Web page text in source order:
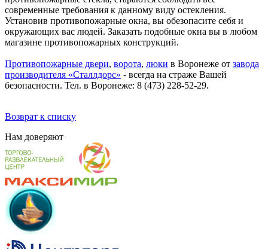
современные требования к данному виду остекления.
Установив противопожарные окна, вы обезопасите себя и
окружающих вас людей. Заказать подобные окна вы в любом
магазине противопожарных конструкций.
Противопожарные двери, ворота, люки в Воронеже от завода
производителя «Сталлдорс» - всегда на страже Вашей
безопасности. Тел. в Воронеже: 8 (473) 228-52-29.
Возврат к списку
Нам доверяют